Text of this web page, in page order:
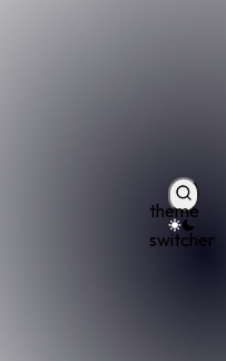
theme
switcher